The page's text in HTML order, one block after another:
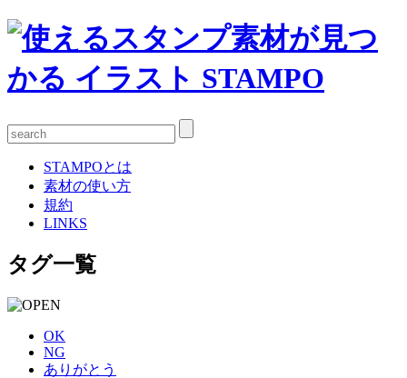
STAMPOとは
素材の使い方
規約
LINKS
タグ一覧
OK
NG
ありがとう